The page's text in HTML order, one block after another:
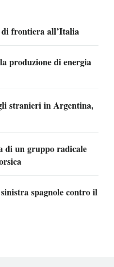
frontiera all’Italia
produzione di energia
stranieri in Argentina,
di un gruppo radicale
spagnole contro il